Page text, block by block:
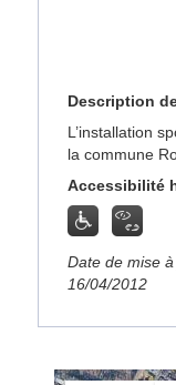
Description
L’installation
la commune
Accessibilité
Date de mise
16/04/2012